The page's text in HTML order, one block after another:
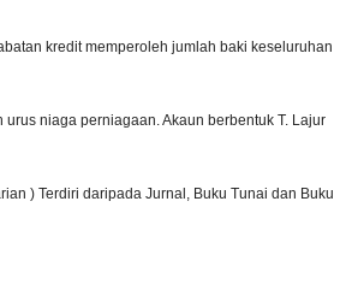
kredit memperoleh jumlah baki keseluruhan
niaga perniagaan. Akaun berbentuk T. Lajur
) Terdiri daripada Jurnal, Buku Tunai dan Buku